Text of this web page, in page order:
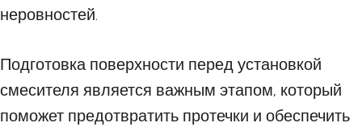
неровностей.
Подготовка поверхности перед установкой
смесителя является важным этапом, который
поможет предотвратить протечки и обеспечить